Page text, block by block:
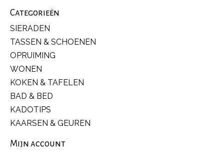
Categorieën
SIERADEN
TASSEN & SCHOENEN
OPRUIMING
WONEN
KOKEN & TAFELEN
BAD & BED
KADOTIPS
KAARSEN & GEUREN
Mijn account